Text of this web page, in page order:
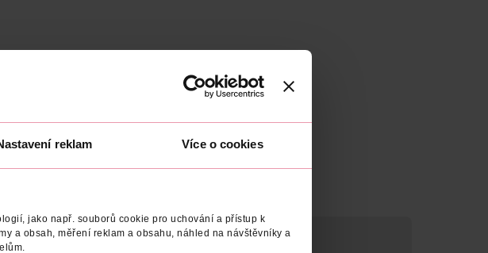
reklam Více o cookies
jako např. souborů cookie pro uchování a přístup k
a obsah, měření reklam a obsahu, náhled na návštěvníky a
BARVA